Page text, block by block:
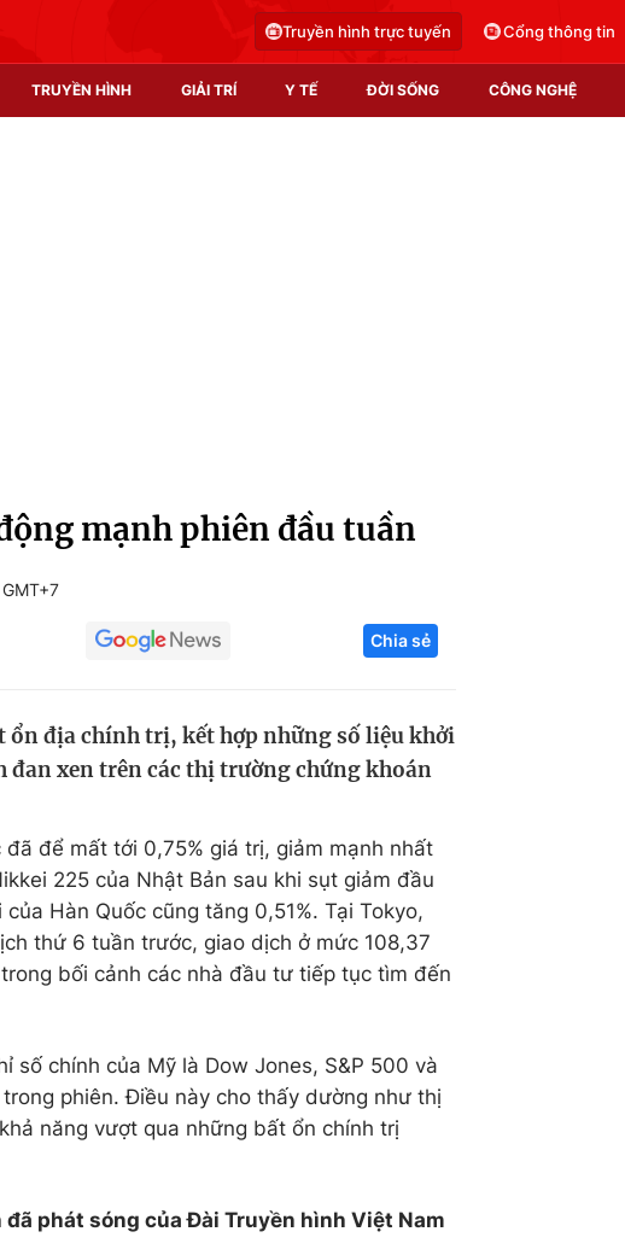
Truyền hình trực tuyến Cổng thông tin
TRUYỀN HÌNH GIẢI TRÍ Y TẾ ĐỜI SỐNG CÔNG NGHỆ
Infographic
Học trực tuyến
Công nghệ
Sản phẩm
Tư vấn
mạnh phiên đầu tuần
Chia sẻ
ổn địa chính trị, kết hợp những số liệu khởi
đan xen trên các thị trường chứng khoán
để mất tới 0,75% giá trị, giảm mạnh nhất
225 của Nhật Bản sau khi sụt giảm đầu
Hàn Quốc cũng tăng 0,51%. Tại Tokyo,
thứ 6 tuần trước, giao dịch ở mức 108,37
bối cảnh các nhà đầu tư tiếp tục tìm đến
số chính của Mỹ là Dow Jones, S&P 500 và
phiên. Điều này cho thấy dường như thị
năng vượt qua những bất ổn chính trị
phát sóng của Đài Truyền hình Việt Nam